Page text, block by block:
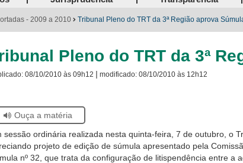
- 2009 a 2010 Tribunal Pleno do TRT da 3ª Região aprova
Pleno do TRT da 3ª
08/10/2010 às 09h12 | modificado: 08/10/2010 às 12h12
Ouça a matéria
sessão ordinária realizada nesta quinta-feira, 7 de outubro, o
projeto de edição de súmula apresentado pela
nº 32, que trata da configuração de litispendência entre a